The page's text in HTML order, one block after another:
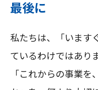
最後に
私たちは、「います
ているわけではあり
「これからの事業を